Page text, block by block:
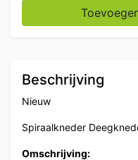
Beschrijving
Nieuw
Spiraalkneder
Omschrijving: